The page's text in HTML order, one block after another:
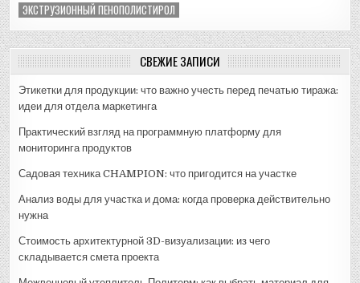
ЭКСТРУЗИОННЫЙ ПЕНОПОЛИСТИРОЛ
СВЕЖИЕ ЗАПИСИ
Этикетки для продукции: что важно учесть перед печатью тиража:
идеи для отдела маркетинга
Практический взгляд на программную платформу для
мониторинга продуктов
Садовая техника CHAMPION: что пригодится на участке
Анализ воды для участка и дома: когда проверка действительно
нужна
Стоимость архитектурной 3D-визуализации: из чего
складывается смета проекта